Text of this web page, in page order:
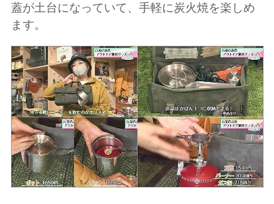
蓋が土台になっていて、手軽に炭火焼を楽しめ
ます。